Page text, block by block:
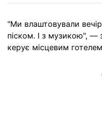
"Ми влаштовували
піском. І з музикою", —
керує місцевим